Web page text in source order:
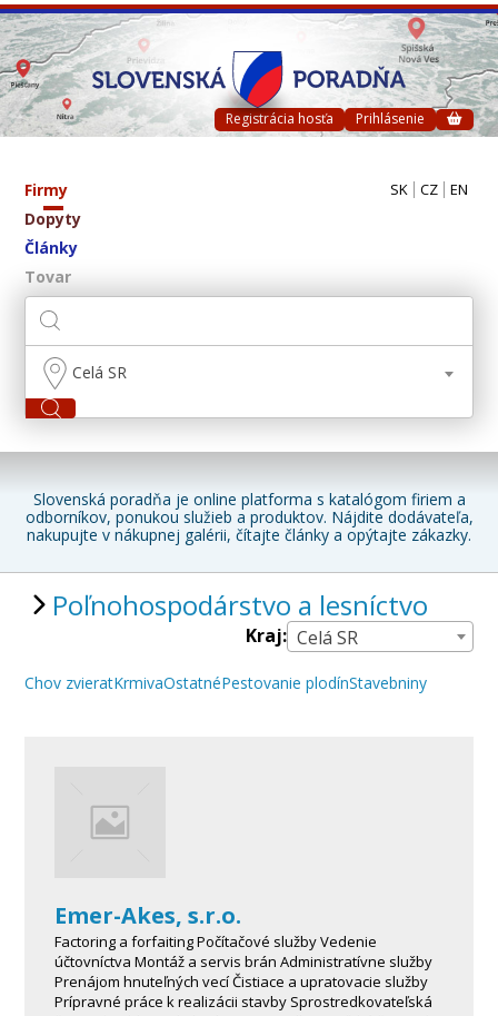
Registrácia hosťa Prihlásenie
Firmy
Dopyty
Články
Tovar
SK CZ EN
Celá SR
Slovenská poradňa je online platforma s katalógom firiem a
odborníkov, ponukou služieb a produktov. Nájdite dodávateľa,
nakupujte v nákupnej galérii, čítajte články a opýtajte zákazky.
Poľnohospodárstvo a lesníctvo
Kraj: Celá SR
Chov zvieratKrmivaOstatnéPestovanie plodínStavebniny
Emer-Akes, s.r.o.
Factoring a forfaiting Počítačové služby Vedenie
účtovníctva Montáž a servis brán Administratívne služby
Prenájom hnuteľných vecí Čistiace a upratovacie služby
Prípravné práce k realizácii stavby Sprostredkovateľská